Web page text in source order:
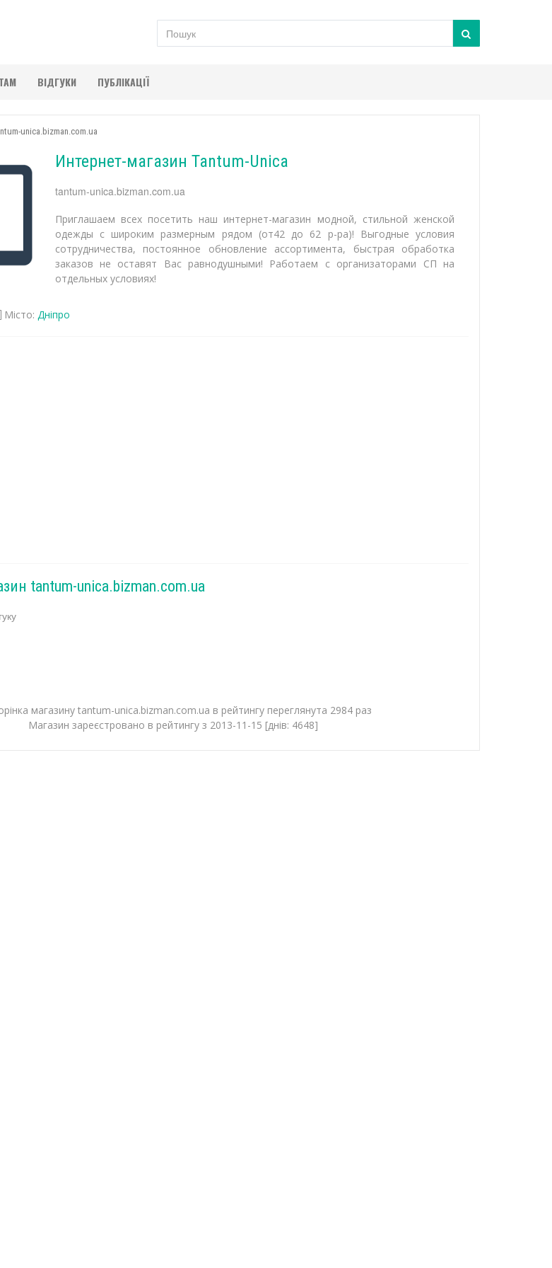
ВІДГУКИ ПУБЛІКАЦІЇ
unica.bizman.com.ua
Интернет-магазин Tantum-Unica
tantum-unica.bizman.com.ua
Приглашаем всех посетить наш интернет-магазин модной, стильной женской
одежды с широким размерным рядом (от42 до 62 р-ра)! Выгодные условия
сотрудничества, постоянное обновление ассортимента, быстрая обработка
заказов не оставят Вас равнодушными! Работаем с организаторами СП на
отдельных условиях!
Місто: Дніпро
tantum-unica.bizman.com.ua
магазину tantum-unica.bizman.com.ua в рейтингу переглянута 2984 раз
Магазин зареєстровано в рейтингу з 2013-11-15 [днів: 4648]